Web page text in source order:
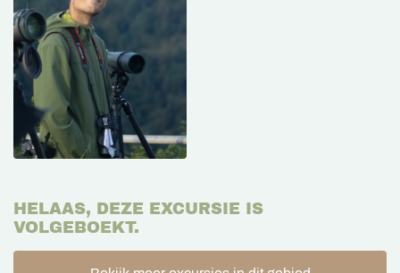
HELAAS, DEZE EXCURSIE IS
VOLGEBOEKT.